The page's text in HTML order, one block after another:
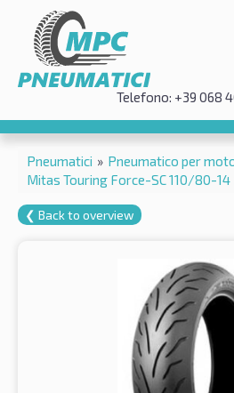
Telefono: +39 068
Pneumatici » Pneumatico per
Mitas Touring Force-SC 110/80-14
❮ Back to overview